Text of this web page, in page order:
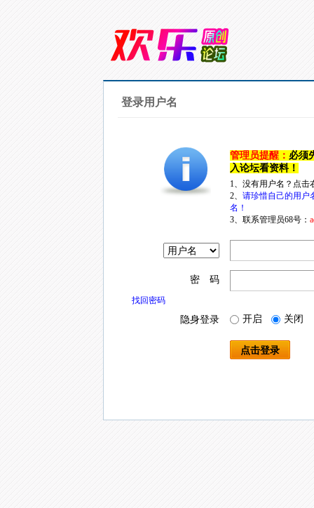
登录用户名
管理员提醒： 必须
入论坛看资料！
1、没有用户名？点
2、 请珍惜自己的用户
名！
3、联系管理员68号：
密 码
找回密码
隐身登录 开启 关闭
点击登录